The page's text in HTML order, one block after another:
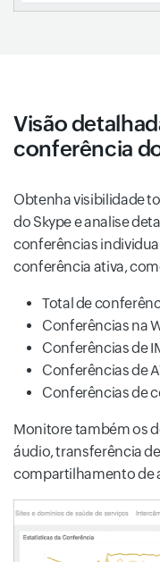
Visão
conferência
Obtenha visibilidade
do Skype e analise
conferências
conferência ativa,
Total de
Conferências na
Conferências de
Conferências de
Conferências de
Monitore também os
áudio, transferência
compartilhamento de